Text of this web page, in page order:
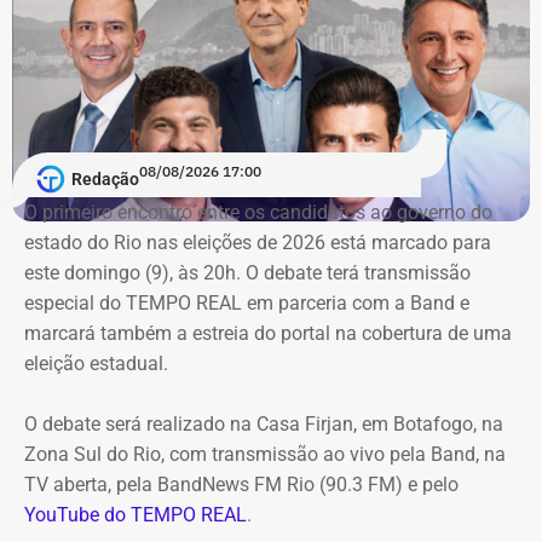
ao cerco do órgãocontra as contratações do município
com a mesma prestadora de serviços.
Conforme noticiado no último sábado (18), o plenário do
TCE determinou, por unanimidade, que a Prefeitura de
Duque de Caxias anule no prazo de 15 dias o contrato
firmado com a Geo Ambiental para o mesmo fim
(locação de maquinários e equipamentos). Na ocasião, a
Corte ordenou também a suspensão imediata dos
pagamentos decorrentes do acordo milionário, que
ultrapassava R$ 100 milhões.
Montebello Willeman, que apontou uma série de
irregularidades no planejamento da concorrência
eletrônica SRP nº 041/2025 e concluiu que os problemas
comprometem a competitividade do certame e, além
Redação08/08/2026 17:00
O primeiro encontro entre os candidatos ao ⁠governo do
estado do Rio nas eleições de 2026 está marcado para
este domingo (9), às 20h. O debate terá transmissão
especial do TEMPO REAL em parceria com a Band e
marcará também a estreia do portal na cobertura de uma
eleição estadual.
O debate será realizado na Casa Firjan, em Botafogo, na
Zona Sul do Rio, com transmissão ao vivo pela Band, na
TV aberta, pela BandNews FM Rio (90.3 FM) e pelo
YouTube do TEMPO REAL.